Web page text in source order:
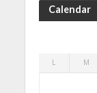
Calendar
L M